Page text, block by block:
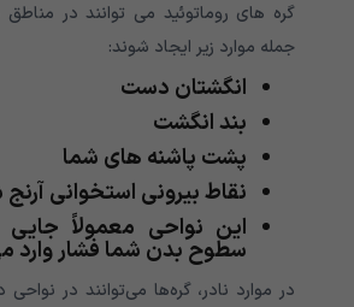
گره های روماتوئید می توانند در
جمله موارد زیر ایجاد شوند:
انگشتان دست
بند انگشت
پشت پاشنه های شما
نقاط بیرونی استخوانی
این نواحی معمولاً
سطوح بدن شما فشار وارد
در موارد نادر، گره‌ها می‌توانند در نواحی